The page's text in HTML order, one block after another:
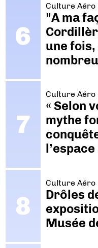
Culture Aéro
"A ma
une fois,
Culture Aéro
« Selon
mythe
l’espace
Culture Aéro
Drôles
Musée